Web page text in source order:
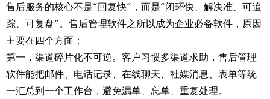
售后服务的核心不是“回复快”，而是“闭环快、解决准、可追
踪、可复盘”。售后管理软件之所以成为企业必备软件，原因
主要在四个方面：
第一，渠道碎片化不可逆。客户习惯多渠道求助，售后管理
软件能把邮件、电话记录、在线聊天、社媒消息、表单等统
一汇总到一个工作台，避免漏单、忘单、重复处理。